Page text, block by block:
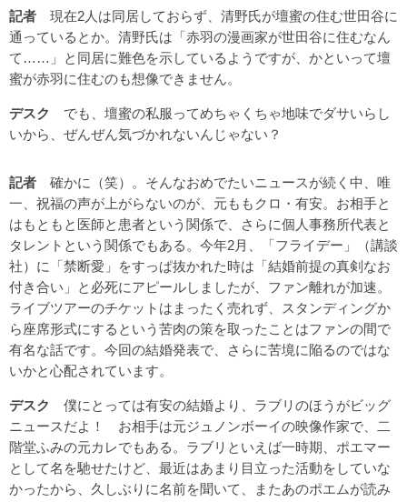
記者 現在2人は同居しておらず、清野氏が壇蜜の住む世田谷に
通っているとか。清野氏は「赤羽の漫画家が世田谷に住むなん
て……」と同居に難色を示しているようですが、かといって壇
蜜が赤羽に住むのも想像できません。
デスク
でも、壇蜜の私服ってめちゃくちゃ地味でダサいらし
いから、ぜんぜん気づかれないんじゃない？
記者 確かに（笑）。そんなおめでたいニュースが続く中、唯
一、祝福の声が上がらないのが、元ももクロ・有安。お相手と
はもともと医師と患者という関係で、さらに個人事務所代表と
タレントという関係でもある。今年2月、「フライデー」（講談
社）に「禁断愛」をすっぱ抜かれた時は「結婚前提の真剣なお
付き合い」と必死にアピールしましたが、ファン離れが加速。
ライブツアーのチケットはまったく売れず、スタンディングか
ら座席形式にするという苦肉の策を取ったことはファンの間で
有名な話です。今回の結婚発表で、さらに苦境に陥るのではな
いかと心配されています。
デスク
僕にとっては有安の結婚より、ラブリのほうがビッグ
ニュースだよ！ お相手は元ジュノンボーイの映像作家で、二
階堂ふみの元カレでもある。ラブリといえば一時期、ポエマー
として名を馳せたけど、最近はあまり目立った活動をしていな
かったから、久しぶりに名前を聞いて、またあのポエムが読み